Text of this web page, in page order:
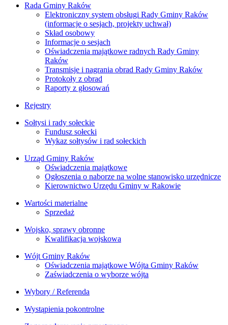
Rada Gminy Raków
Elektroniczny system obsługi Rady Gminy Raków
(informacje o sesjach, projekty uchwał)
Skład osobowy
Informacje o sesjach
Oświadczenia majątkowe radnych Rady Gminy
Raków
Transmisje i nagrania obrad Rady Gminy Raków
Protokoły z obrad
Raporty z głosowań
Rejestry
Sołtysi i rady sołeckie
Fundusz sołecki
Wykaz sołtysów i rad sołeckich
Urząd Gminy Raków
Oświadczenia majątkowe
Ogłoszenia o naborze na wolne stanowisko urzędnicze
Kierownictwo Urzędu Gminy w Rakowie
Wartości materialne
Sprzedaż
Wojsko, sprawy obronne
Kwalifikacja wojskowa
Wójt Gminy Raków
Oświadczenia majątkowe Wójta Gminy Raków
Zaświadczenia o wyborze wójta
Wybory / Referenda
Wystąpienia pokontrolne